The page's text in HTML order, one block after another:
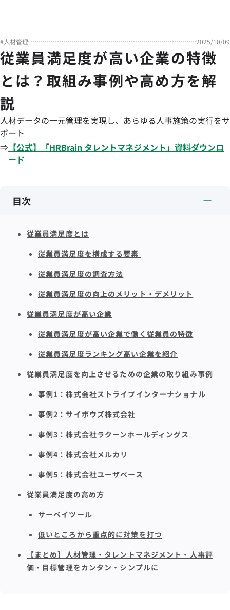
#人材管理 2025/10/09
従業員満足度が高い企業の特徴
とは？取組み事例や高め方を解
説
人材データの一元管理を実現し、あらゆる人事施策の実行をサ
ポート
⇒ 【公式】「HRBrain タレントマネジメント」資料ダウンロ
ード
目次
従業員満足度とは
従業員満足度を構成する要素
従業員満足度の調査方法
従業員満足度の向上のメリット・デメリット
従業員満足度が高い企業
従業員満足度が高い企業で働く従業員の特徴
従業員満足度ランキング高い企業を紹介
従業員満足度を向上させるための企業の取り組み事例
事例1：株式会社ストライプインターナショナル
事例2：サイボウズ株式会社
事例3：株式会社ラクーンホールディングス
事例4：株式会社メルカリ
事例5：株式会社ユーザベース
従業員満足度の高め方
サーベイツール
低いところから重点的に対策を打つ
【まとめ】人材管理・タレントマネジメント・人事評
価・目標管理をカンタン・シンプルに